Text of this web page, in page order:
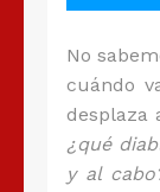
No
cuándo
desplaza
¿qué
y al